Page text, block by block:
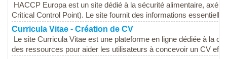
HACCP Europa est un site dédié à la sécurité alimentaire, axé
Critical Control Point). Le site fournit des informations
Curricula Vitae - Création de CV
Le site Curricula Vitae est une plateforme en ligne dédiée à la
des ressources pour aider les utilisateurs à concevoir un CV